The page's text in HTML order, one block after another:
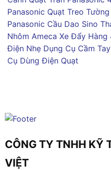
Panasonic Quạt Treo
Panasonic Cầu Dao Sino
Nhôm Ameca Xe Đẩy Hàng
Điện Nhẹ Dụng Cụ Cầm Tay
Cụ Dùng Điện Quạt
CÔNG TY TNHH KỸ
VIỆT